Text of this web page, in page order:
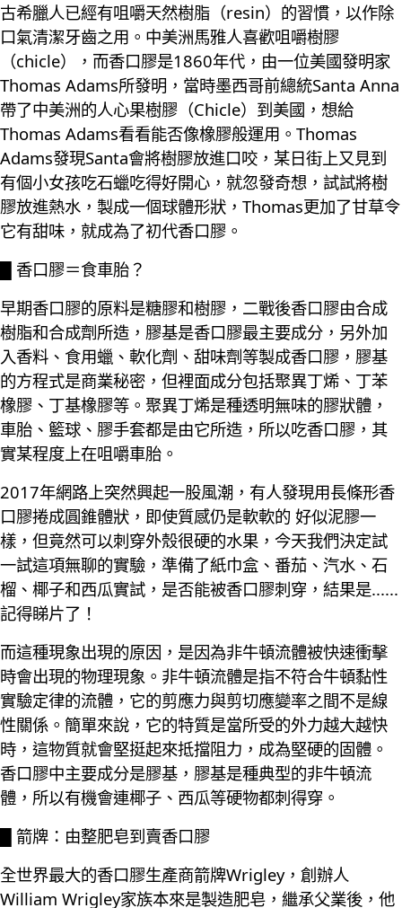
古希臘人已經有咀嚼天然樹脂（resin）的習慣，以作除
口氣清潔牙齒之用。中美洲馬雅人喜歡咀嚼樹膠
（chicle），而香口膠是1860年代，由一位美國發明家
Thomas Adams所發明，當時墨西哥前總統Santa Anna
帶了中美洲的人心果樹膠（Chicle）到美國，想給
Thomas Adams看看能否像橡膠般運用。Thomas
Adams發現Santa會將樹膠放進口咬，某日街上又見到
有個小女孩吃石蠟吃得好開心，就忽發奇想，試試將樹
膠放進熱水，製成一個球體形狀，Thomas更加了甘草令
它有甜味，就成為了初代香口膠。
█ 香口膠＝食車胎？
早期香口膠的原料是糖膠和樹膠，二戰後香口膠由合成
樹脂和合成劑所造，膠基是香口膠最主要成分，另外加
入香料、食用蠟、軟化劑、甜味劑等製成香口膠，膠基
的方程式是商業秘密，但裡面成分包括聚異丁烯、丁苯
橡膠、丁基橡膠等。聚異丁烯是種透明無味的膠狀體，
車胎、籃球、膠手套都是由它所造，所以吃香口膠，其
實某程度上在咀嚼車胎。
2017年網路上突然興起一股風潮，有人發現用長條形香
口膠捲成圓錐體狀，即使質感仍是軟軟的 好似泥膠一
樣，但竟然可以刺穿外殼很硬的水果，今天我們決定試
一試這項無聊的實驗，準備了紙巾盒、番茄、汽水、石
榴、椰子和西瓜實試，是否能被香口膠刺穿，結果是......
記得睇片了！
而這種現象出現的原因，是因為非牛頓流體被快速衝擊
時會出現的物理現象。非牛頓流體是指不符合牛頓黏性
實驗定律的流體，它的剪應力與剪切應變率之間不是線
性關係。簡單來說，它的特質是當所受的外力越大越快
時，這物質就會堅挺起來抵擋阻力，成為堅硬的固體。
香口膠中主要成分是膠基，膠基是種典型的非牛頓流
體，所以有機會連椰子、西瓜等硬物都刺得穿。
█ 箭牌：由整肥皂到賣香口膠
全世界最大的香口膠生產商箭牌Wrigley，創辦人
William Wrigley家族本來是製造肥皂，繼承父業後，他